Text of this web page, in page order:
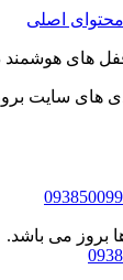
اصلی
قفل های
های سایت
بروز می باشد.